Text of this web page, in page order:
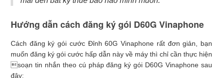
Hướng dẫn cách đăng ký gói D60G Vinaphone
Cách đăng ký gói cước Đỉnh 60G Vinaphone rất đơn giản, bạn
muốn đăng ký gói cước hấp dẫn này về máy thì chỉ cần thực hiện
soạn tin nhắn theo cú pháp đăng ký gói D60G Vinaphone sau
đây: